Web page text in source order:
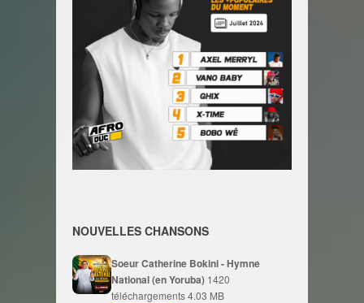
NOUVELLES CHANSONS
Soeur Catherine Bokini - Hymne
National (en Yoruba) 1420
téléchargements4.03 MB